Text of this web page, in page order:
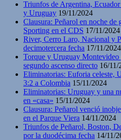
Triunfos de Argentina,
y Uruguay 19/11/2024
Clausura: Peñarol en noche
Sporting en el CDS 17/11/2024
River, Cerro Laro, Nacional y
decimotercera fecha 17/11/2024
Torque y Uruguay Montevideo
segundo ascenso directo 16/11/
Eliminatorias: Euforia celeste,
3:2 a Colombia 15/11/2024
Eliminatorias: Uruguay y una
en «casa» 15/11/2024
Clausura: Peñarol venció
en el Parque Viera 14/11/2024
Triunfos de Peñarol, Boston,
por la duodécima fecha 14/11/